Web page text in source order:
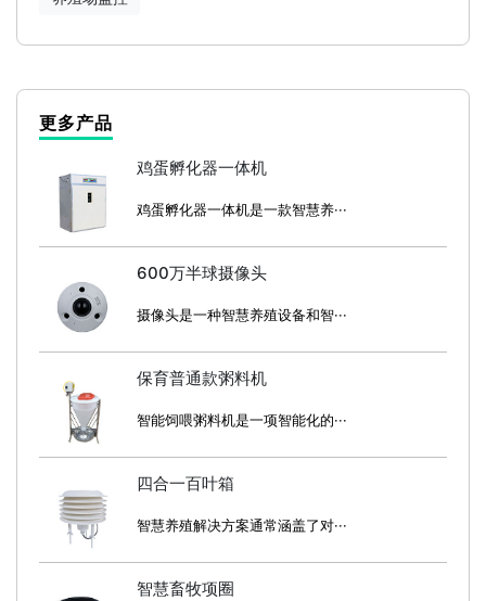
更多产品
鸡蛋孵化器一体机
鸡蛋孵化器一体机是一款智慧养···
600万半球摄像头
摄像头是一种智慧养殖设备和智···
保育普通款粥料机
智能饲喂粥料机是一项智能化的···
四合一百叶箱
智慧养殖解决方案通常涵盖了对···
智慧畜牧项圈